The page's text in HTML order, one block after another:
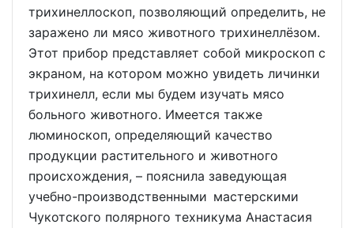
трихинеллоскоп, позволяющий определить, не
заражено ли мясо животного трихинеллёзом.
Этот прибор представляет собой микроскоп с
экраном, на котором можно увидеть личинки
трихинелл, если мы будем изучать мясо
больного животного. Имеется также
люминоскоп, определяющий качество
продукции растительного и животного
происхождения, – пояснила заведующая
учебно-производственными мастерскими
Чукотского полярного техникума Анастасия